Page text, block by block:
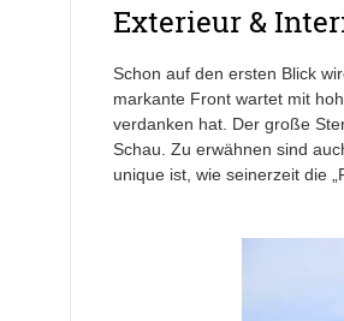
Exterieur &
Schon auf den ersten Blick
markante Front wartet mit
verdanken hat. Der große
Schau. Zu erwähnen sind
unique ist, wie seinerzeit die